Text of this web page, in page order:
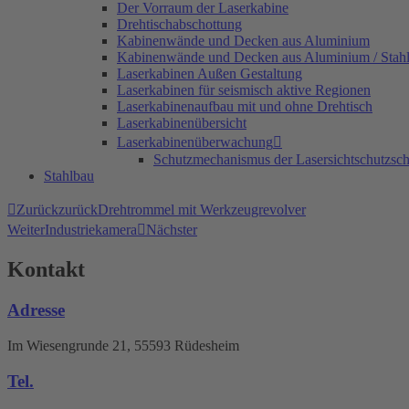
Der Vorraum der Laserkabine
Drehtischabschottung
Kabinenwände und Decken aus Aluminium
Kabinenwände und Decken aus Aluminium / Stahl
Laserkabinen Außen Gestaltung
Laserkabinen für seismisch aktive Regionen
Laserkabinenaufbau mit und ohne Drehtisch
Laserkabinenübersicht
Laserkabinenüberwachung
Schutzmechanismus der
Stahlbau
ZurückzurückDrehtrommel mit Werkzeugrevolver
WeiterIndustriekamera Nächster
Kontakt
Adresse
Im Wiesengrunde 21, 55593 Rüdesheim
Tel.